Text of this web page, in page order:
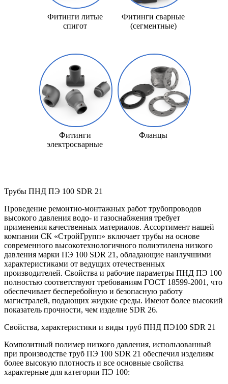
Фитинги литые
спигот
Фитинги сварные
(сегментные)
Фитинги
электросварные
Фланцы
Трубы ПНД ПЭ 100 SDR 21
Проведение ремонтно-монтажных работ трубопроводов
высокого давления водо- и газоснабжения требует
применения качественных материалов. Ассортимент нашей
компании СК «СтройГрупп» включает трубы на основе
современного высокотехнологичного полиэтилена низкого
давления марки ПЭ 100 SDR 21, обладающие наилучшими
характеристиками от ведущих отечественных
производителей. Свойства и рабочие параметры ПНД ПЭ 100
полностью соответствуют требованиям ГОСТ 18599-2001, что
обеспечивает бесперебойную и безопасную работу
магистралей, подающих жидкие среды. Имеют более высокий
показатель прочности, чем изделие SDR 26.
Свойства, характеристики и виды труб ПНД ПЭ100 SDR 21
Композитный полимер низкого давления, использованный
при производстве труб ПЭ 100 SDR 21 обеспечил изделиям
более высокую плотность и все основные свойства
характерные для категории ПЭ 100: